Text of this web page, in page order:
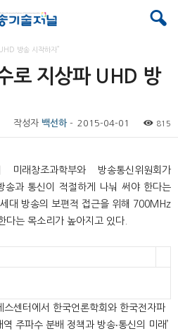
방송 시작하자”
로 지상파 UHD 방
작성자 백선하 - 2015-04-01 815
미래창조과학부와 방송통신위원회가
송과 통신이 적절하게 나눠 써야 한다는
대 방송의 보편적 접근을 위해
700MHz
다는 목소리가 높아지고 있다
스센터에서 한국언론학회와 한국전자파
역 주파수 분배 정책과 방송‧통신의 미래’